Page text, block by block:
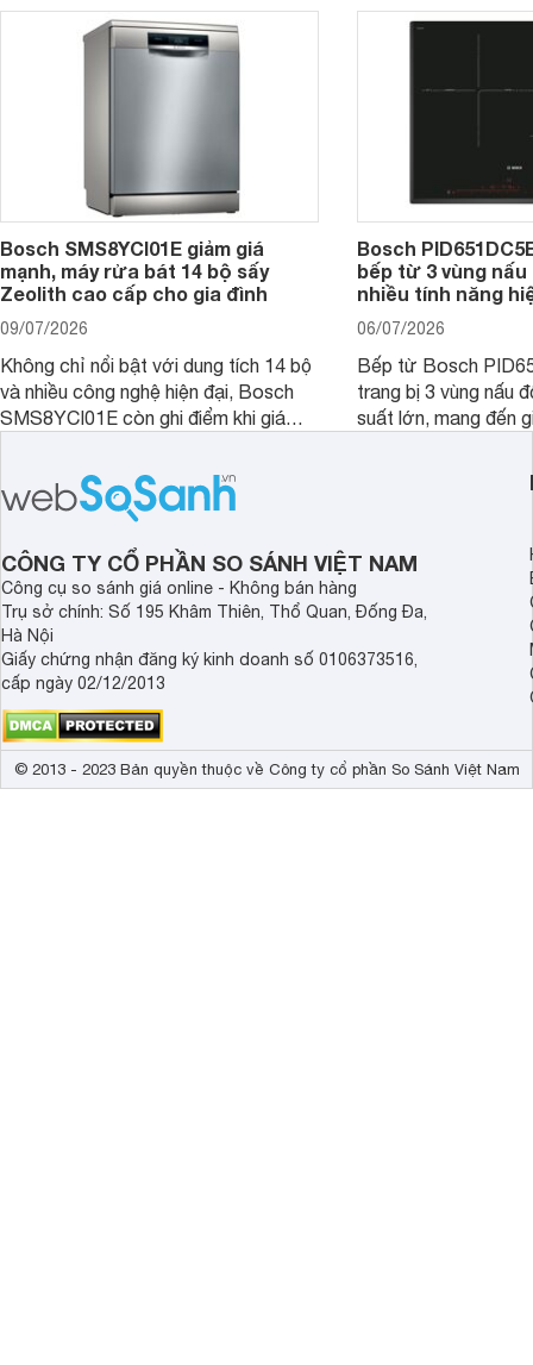
nhiều cửa hàng, đại lý.
mẫu bếp đáp ứng
Bosch SMS8YCI01E giảm giá
mạnh, máy rửa bát 14 bộ sấy
Zeolith cao cấp cho gia đình
09/07/2026
Không chỉ nổi bật với dung tích 14 bộ
và nhiều công nghệ hiện đại, Bosch
SMS8YCI01E còn ghi điểm khi giá
thời điểm mới mở bán, mang lại tỷ lệ
giá trị/chi phí hấp dẫn hơn cho người
dùng đang tìm kiếm một mẫu máy rửa
bát cao cấp.
Bosch
bếp từ 3 vùng
nhiều tính năng
06/07/2026
Bếp từ Bosch
trang bị 3 vùng nấu
suất lớn, mang đến
CÔNG TY CỔ PHẦN SO SÁNH VIỆT NAM
Công cụ so sánh giá online - Không bán hàng
Trụ sở chính: Số 195 Khâm Thiên, Thổ Quan, Đống Đa,
Hà Nội
Giấy chứng nhận đăng ký kinh doanh số 0106373516,
cấp ngày 02/12/2013
© 2013 - 2023 Bản quyền thuộc về Công ty cổ phần So Sánh Việt Nam